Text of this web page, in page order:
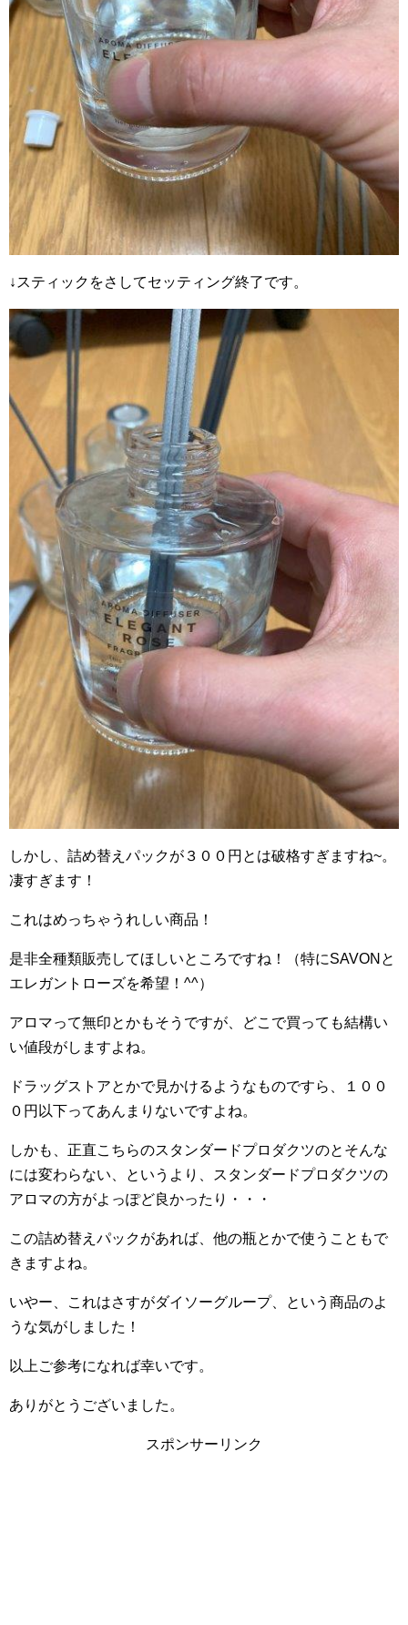
↓スティックをさしてセッティング終了です。
しかし、詰め替えパックが３００円とは破格すぎますね~。
凄すぎます！
これはめっちゃうれしい商品！
是非全種類販売してほしいところですね！（特にSAVONと
エレガントローズを希望！^^）
アロマって無印とかもそうですが、どこで買っても結構い
い値段がしますよね。
ドラッグストアとかで見かけるようなものですら、１００
０円以下ってあんまりないですよね。
しかも、正直こちらのスタンダードプロダクツのとそんな
には変わらない、というより、スタンダードプロダクツの
アロマの方がよっぽど良かったり・・・
この詰め替えパックがあれば、他の瓶とかで使うこともで
きますよね。
いやー、これはさすがダイソーグループ、という商品のよ
うな気がしました！
以上ご参考になれば幸いです。
ありがとうございました。
スポンサーリンク